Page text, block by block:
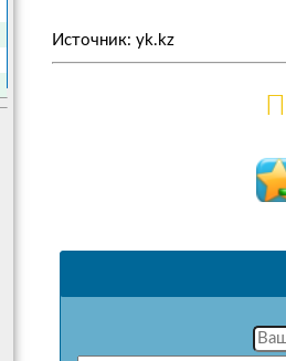
Источник: yk.kz